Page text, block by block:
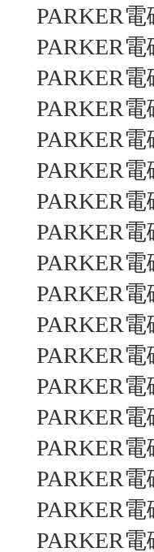
PARKER
PARKER
PARKER電
PARKER
PARKER
PARKER
PARKER
PARKER
PARKER
PARKER
PARKER
PARKER
PARKER
PARKER
PARKER
PARKER
PARKER
PARKER